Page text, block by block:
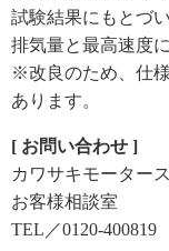
試験結果にもとづ
排気量と最高速度
※改良のため、仕
あります。
[ お問い合わせ ]
カワサキモーター
お客様相談室
TEL／0120-400819